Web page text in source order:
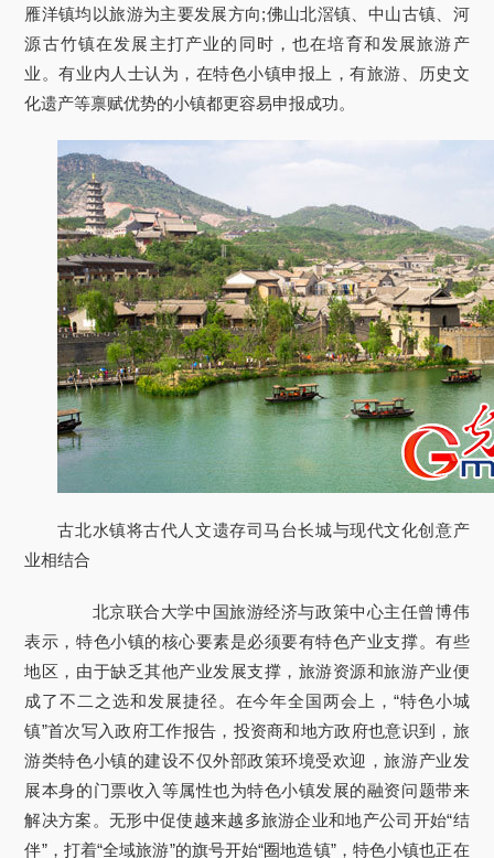
雁洋镇均以旅游为主要发展方向;佛山北滘镇、中山古镇、河
源古竹镇在发展主打产业的同时，也在培育和发展旅游产
业。有业内人士认为，在特色小镇申报上，有旅游、历史文
化遗产等禀赋优势的小镇都更容易申报成功。
古北水镇将古代人文遗存司马台长城与现代文化创意产
业相结合
北京联合大学中国旅游经济与政策中心主任曾博伟
表示，特色小镇的核心要素是必须要有特色产业支撑。有些
地区，由于缺乏其他产业发展支撑，旅游资源和旅游产业便
成了不二之选和发展捷径。在今年全国两会上，“特色小城
镇”首次写入政府工作报告，投资商和地方政府也意识到，旅
游类特色小镇的建设不仅外部政策环境受欢迎，旅游产业发
展本身的门票收入等属性也为特色小镇发展的融资问题带来
解决方案。无形中促使越来越多旅游企业和地产公司开始“结
伴”，打着“全域旅游”的旗号开始“圈地造镇”，特色小镇也正在